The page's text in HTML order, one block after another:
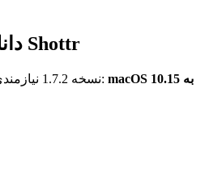
دانلود نسخه‌های قبلی Shottr
نسخه 1.7.2نیازمندی سیستم: macOS 10.15 به